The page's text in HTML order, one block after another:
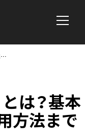
PIM（商品情報管理）とは？基本と導入メリット、活用方法まで分かりやすく解説
は？基本
方法まで